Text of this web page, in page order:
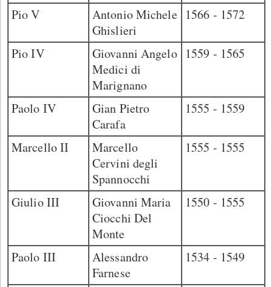
Pio V
Antonio Michele
Ghislieri
1566 - 1572
Pio IV
Giovanni Angelo
Medici di
Marignano
1559 - 1565
Paolo IV
Gian Pietro
Carafa
1555 - 1559
Marcello II
Marcello
Cervini degli
Spannocchi
1555 - 1555
Giulio III
Giovanni Maria
Ciocchi Del
Monte
1550 - 1555
Paolo III
Alessandro
Farnese
1534 - 1549